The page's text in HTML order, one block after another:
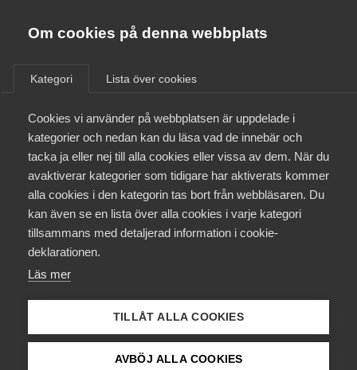
Om cookies på denna webbplats
Kategori Lista över cookies
Cookies vi använder på webbplatsen är uppdelade i
kategorier och nedan kan du läsa vad de innebär och
tacka ja eller nej till alla cookies eller vissa av dem. När du
avaktiverar kategorier som tidigare har aktiverats kommer
alla cookies i den kategorin tas bort från webbläsaren. Du
kan även se en lista över alla cookies i varje kategori
tillsammans med detaljerad information i cookie-
deklarationen.
Läs mer
TILLÅT ALLA COOKIES
AVBÖJ ALLA COOKIES
Almega Utbildning
Innovations­företagen
Kompetens­företagen
Medie­företagen
Säkerhets­företagen
Tåg­företagen
Om Almega
Aktuellt
Medlemskapet
Mina sidor
Kurser & utbildningar
Remiss SOU 2015:46
Remiss
Betänkande Skapa tilltro – Generell tillsyn,
socialförsäkringen
Almega AB har beretts möjlighet att besvara remiss
avseende ”Skapa tilltro – Generell tillsyn, enskildas